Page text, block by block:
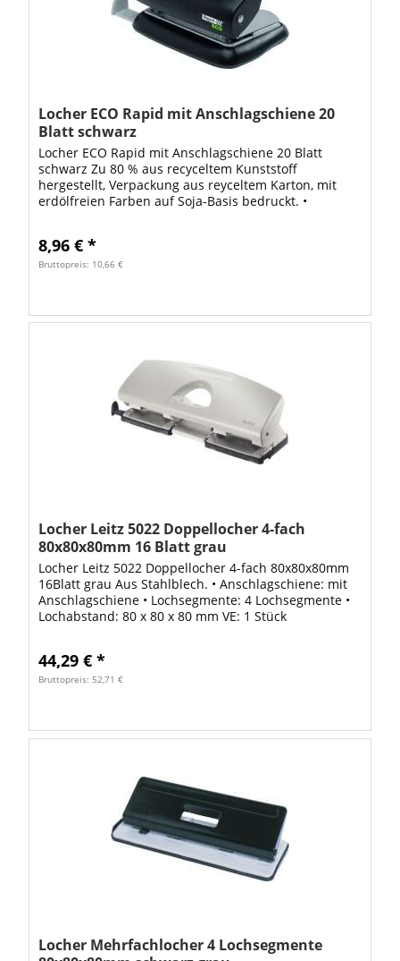
Locher ECO Rapid mit Anschlagschiene 20
Blatt schwarz
Locher ECO Rapid mit Anschlagschiene 20 Blatt
schwarz Zu 80 % aus recyceltem Kunststoff
hergestellt, Verpackung aus reyceltem Karton, mit
erdölfreien Farben auf Soja-Basis bedruckt. •
8,96 € *
Bruttopreis: 10,66 €
Locher Leitz 5022 Doppellocher 4-fach
80x80x80mm 16 Blatt grau
Locher Leitz 5022 Doppellocher 4-fach 80x80x80mm
16Blatt grau Aus Stahlblech. • Anschlagschiene: mit
Anschlagschiene • Lochsegmente: 4 Lochsegmente •
Lochabstand: 80 x 80 x 80 mm VE: 1 Stück
44,29 € *
Bruttopreis: 52,71 €
Locher Mehrfachlocher 4 Lochsegmente